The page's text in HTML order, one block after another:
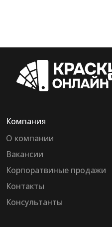
Компания
О компании
Вакансии
Корпоратвиные продажи
Контакты
Консультанты